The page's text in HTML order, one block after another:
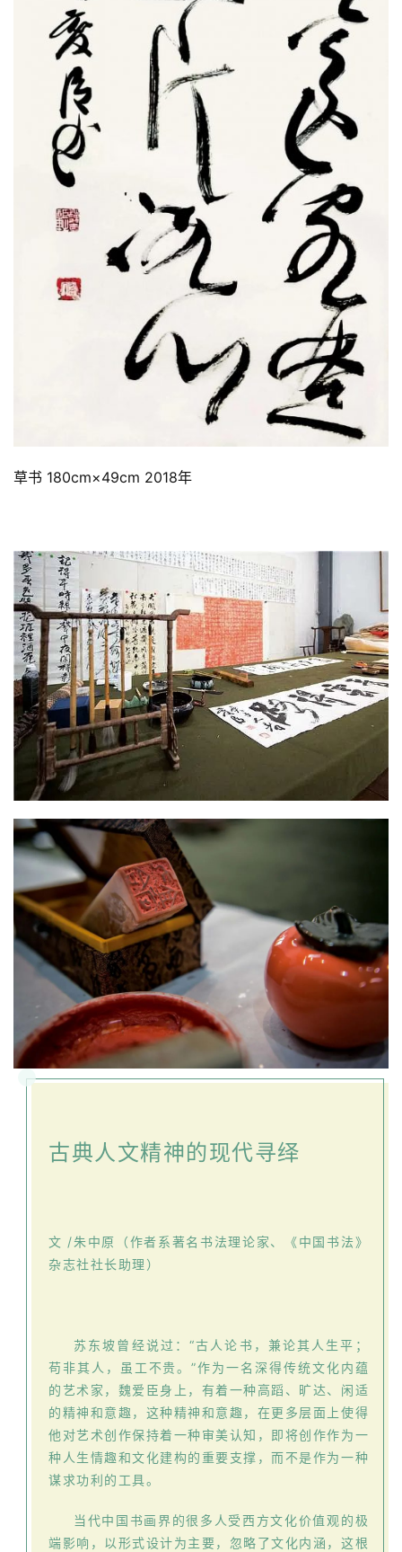
草书 180cm×49cm 2018年
古典人文精神的现代寻绎
文 /朱中原（作者系著名书法理论家、《中国书法》
杂志社社长助理）
苏东坡曾经说过：“古人论书，兼论其人生平；
苟非其人，虽工不贵。”作为一名深得传统文化内蕴
的艺术家，魏爱臣身上，有着一种高蹈、旷达、闲适
的精神和意趣，这种精神和意趣，在更多层面上使得
他对艺术创作保持着一种审美认知，即将创作作为一
种人生情趣和文化建构的重要支撑，而不是作为一种
谋求功利的工具。
当代中国书画界的很多人受西方文化价值观的极
端影响，以形式设计为主要，忽略了文化内涵，这根